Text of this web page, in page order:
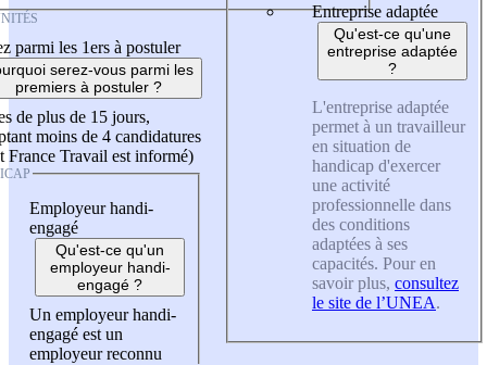
parmi les 1ers à postuler
serez-vous parmi les
premiers à postuler ?
de plus de 15 jours,
moins de 4 candidatures
France Travail est informé)
Employeur handi-
engagé
Qu'est-ce qu'un
employeur handi-
engagé ?
Un employeur handi-
engagé est un
employeur reconnu
Entreprise adaptée
Qu'est-ce qu'une
entreprise adaptée
?
L'entreprise adaptée
permet à un travailleur
en situation de
handicap d'exercer
une activité
professionnelle dans
des conditions
adaptées à ses
capacités. Pour en
savoir plus, consultez
le site de l’UNEA.